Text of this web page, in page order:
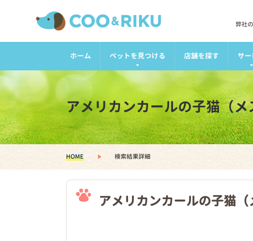
弊社
ホーム ペットを見つける 店舗を探す サ
アメリカンカールの子猫（
HOME 検索結果詳細
アメリカンカールの子猫